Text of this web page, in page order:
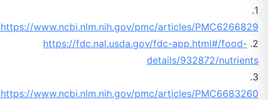
1.
https://www.ncbi.nlm.nih.gov/pmc/articles/PMC6266829/
2.
https://fdc.nal.usda.gov/fdc-app.html#/food-
details/932872/nutrients
3.
https://www.ncbi.nlm.nih.gov/pmc/articles/PMC6683260/